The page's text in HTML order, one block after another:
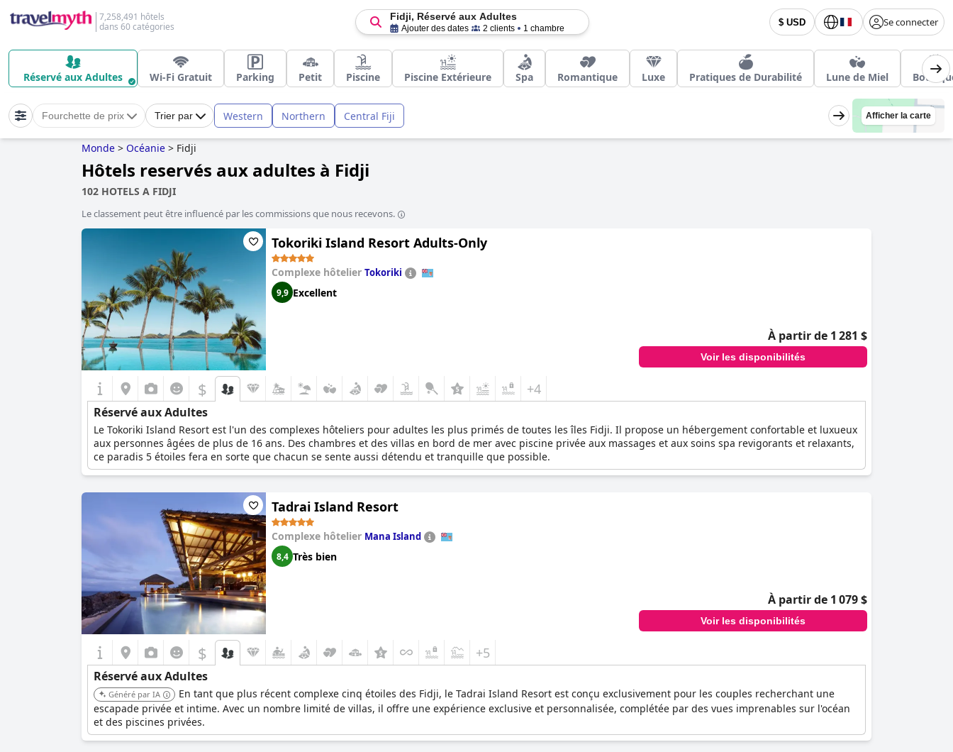
7,258,491 hôtels
dans 60 catégories
$ USD Se connecter
Fidji, Réservé aux Adultes
Ajouter des dates 2 clients 1 chambre
Réservé aux Adultes Wi-Fi Gratuit Parking Petit Piscine Piscine Extérieure Spa Romantique Luxe Pratiques de Durabilité Lune de Miel
Fourchette de prix Trier par Western Northern Central Fiji Afficher la carte
Monde > Océanie > Fidji
Hôtels reservés aux adultes à Fidji
102 HOTELS A FIDJI
Le classement peut être influencé par les commissions que nous recevons.
Tokoriki Island Resort Adults-Only
Complexe hôtelier Tokoriki
9,9 Excellent
À partir de 1 281 $
Voir les disponibilités
$ +4
Réservé aux Adultes
Le Tokoriki Island Resort est l'un des complexes hôteliers pour adultes les plus primés de toutes les îles Fidji. Il propose un hébergement confortable et luxueux
aux personnes âgées de plus de 16 ans. Des chambres et des villas en bord de mer avec piscine privée aux massages et aux soins spa revigorants et relaxants,
ce paradis 5 étoiles fera en sorte que chacun se sente aussi détendu et tranquille que possible.
Tadrai Island Resort
Complexe hôtelier Mana Island
8,4 Très bien
À partir de 1 079 $
Voir les disponibilités
$ +5
Réservé aux Adultes
Généré par IA
En tant que plus récent complexe cinq étoiles des Fidji, le Tadrai Island Resort est conçu exclusivement pour les couples recherchant une
escapade privée et intime. Avec un nombre limité de villas, il offre une expérience exclusive et personnalisée, complétée par des vues imprenables sur l'océan
et des piscines privées.